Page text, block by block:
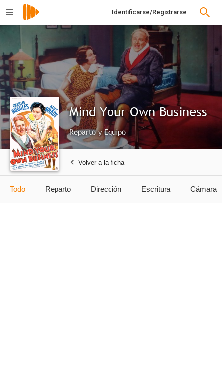
Identificarse/Registrarse
Mind Your Own Business
Reparto y Equipo
Volver a la ficha
Todo Reparto Dirección Escritura Cámara